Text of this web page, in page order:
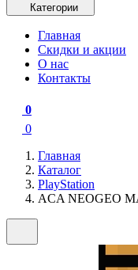
Категории
Главная
Скидки и акции
О нас
Контакты
0
0
Главная
Каталог
PlayStation
ACA NEOGEO